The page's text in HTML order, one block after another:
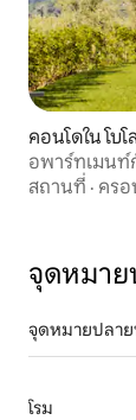
คอนโดใน โ
อพาร์ทเมนท์
ทิวทัศน์แบบพ
สถานที่ · ครอ
จุดหมาย
จุดหมายปลาย
โรม